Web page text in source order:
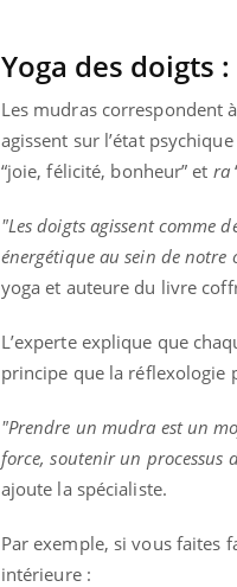
Yoga des doigts :
Les mudras correspondent
agissent sur l’état
“joie, félicité, bonheur” et ra
"Les doigts agissent comme
énergétique au sein de notre
yoga et auteure du livre
L’experte explique que
principe que la réflexologie
"Prendre un mudra est un
force, soutenir un processus
ajoute la spécialiste.
Par exemple, si vous faites
intérieure :